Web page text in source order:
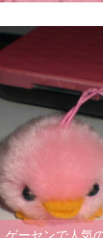
ゲーセンで人気